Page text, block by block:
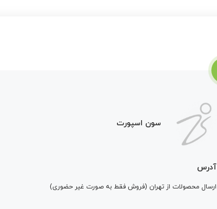
سون اسپورت
آدرس
ارسال محصولات از تهران (فروش فقط به صورت غیر حضوری)